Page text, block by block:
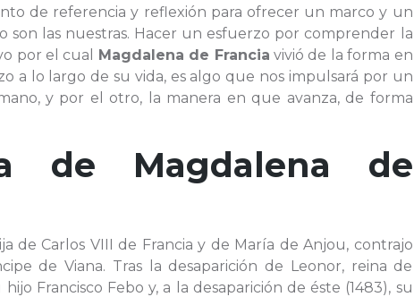
de referencia y reflexión para ofrecer un marco y un
son las nuestras. Hacer un esfuerzo por comprender la
por el cual Magdalena de Francia vivió de la forma en
a lo largo de su vida, es algo que nos impulsará por un
y por el otro, la manera en que avanza, de forma
de Magdalena de
de Carlos VIII de Francia y de María de Anjou, contrajo
de Viana. Tras la desaparición de Leonor, reina de
Francisco Febo y, a la desaparición de éste (1483), su